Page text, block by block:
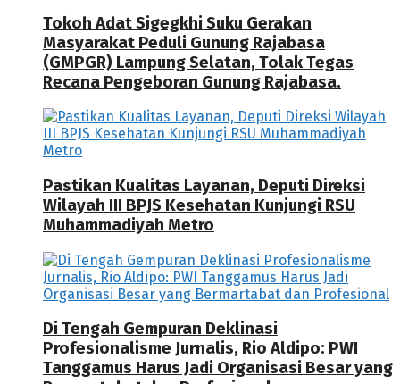
Tokoh Adat Sigegkhi Suku Gerakan
Masyarakat Peduli Gunung Rajabasa
(GMPGR) Lampung Selatan, Tolak Tegas
Recana Pengeboran Gunung Rajabasa.
Pastikan Kualitas Layanan, Deputi Direksi
Wilayah III BPJS Kesehatan Kunjungi RSU
Muhammadiyah Metro
Di Tengah Gempuran Deklinasi
Profesionalisme Jurnalis, Rio Aldipo: PWI
Tanggamus Harus Jadi Organisasi Besar yang